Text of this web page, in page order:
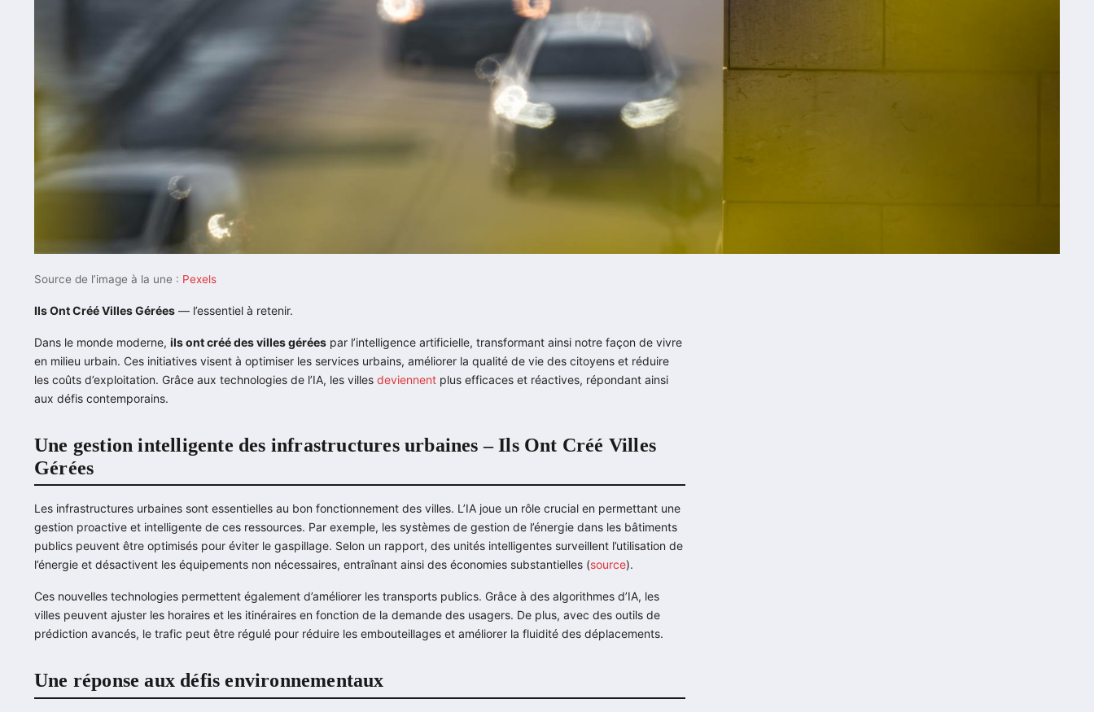
Source de l’image à la une : Pexels
Ils Ont Créé Villes Gérées — l’essentiel à retenir.
Dans le monde moderne, ils ont créé des villes gérées par l’intelligence artificielle, transformant ainsi notre façon de vivre
en milieu urbain. Ces initiatives visent à optimiser les services urbains, améliorer la qualité de vie des citoyens et réduire
les coûts d’exploitation. Grâce aux technologies de l’IA, les villes deviennent plus efficaces et réactives, répondant ainsi
aux défis contemporains.
Une gestion intelligente des infrastructures urbaines – Ils Ont Créé Villes
Gérées
Les infrastructures urbaines sont essentielles au bon fonctionnement des villes. L’IA joue un rôle crucial en permettant une
gestion proactive et intelligente de ces ressources. Par exemple, les systèmes de gestion de l’énergie dans les bâtiments
publics peuvent être optimisés pour éviter le gaspillage. Selon un rapport, des unités intelligentes surveillent l’utilisation de
l’énergie et désactivent les équipements non nécessaires, entraînant ainsi des économies substantielles (source).
Ces nouvelles technologies permettent également d’améliorer les transports publics. Grâce à des algorithmes d’IA, les
villes peuvent ajuster les horaires et les itinéraires en fonction de la demande des usagers. De plus, avec des outils de
prédiction avancés, le trafic peut être régulé pour réduire les embouteillages et améliorer la fluidité des déplacements.
Une réponse aux défis environnementaux